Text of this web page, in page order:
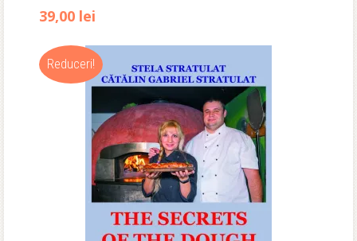
39,00 lei
Reduceri!